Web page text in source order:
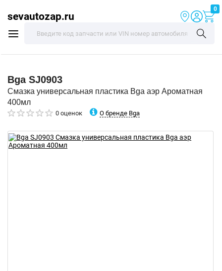
sevautozap.ru
0
Bga SJ0903
Смазка универсальная пластика Bga аэр Ароматная
400мл
0 оценок О бренде Bga